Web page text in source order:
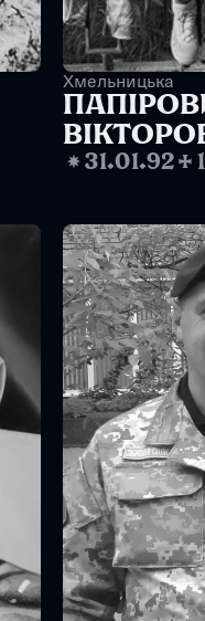
Хмельницька
❋31.01.92✢